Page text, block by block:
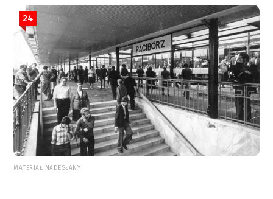
24
MATERIAŁ NADESŁANY